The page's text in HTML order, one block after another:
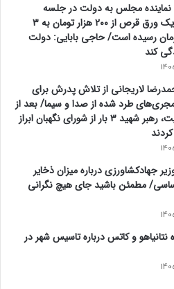
مجلس به دولت در جلسه
وبیناری/ یک ورق قرص از ۲۰۰ هزار تومان به ۳
رسیده است/ حاجی بابایی: دولت
کند
لاریجانی از تلاش پدرش برای
طرد شده از صدا و سیما/ بعد از
رد صلاحیت، رهبر شهید ۳ بار از شورای نگهبان ابراز
جهادکشاورزی درباره میزان ذخایر
مطمئن باشید جای هیچ نگرانی
نتانیاهو و کاتس درباره تاسیس شهر در